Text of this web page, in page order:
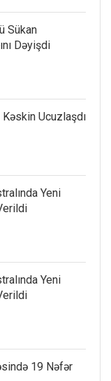
Sükan
Dəyişdi
Ucuzlaşdı
Yeni
Yeni
19 Nəfər